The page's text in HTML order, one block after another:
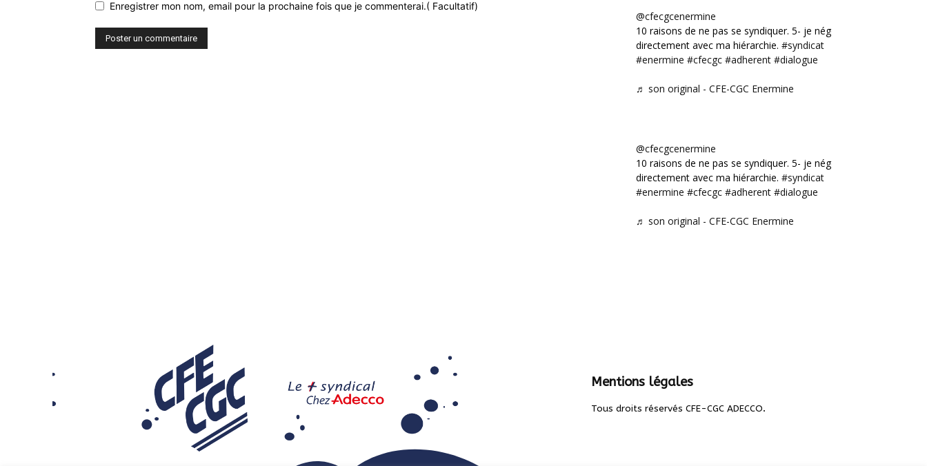
Enregistrer mon nom, email pour la prochaine fois que je commenterai.( Facultatif)
@cfecgcenermine
10 raisons de ne pas se syndiquer. 5- je négocie
directement avec ma hiérarchie. #syndicat
#enermine #cfecgc #adherent #dialogue
♬ son original - CFE-CGC Enermine
@cfecgcenermine
10 raisons de ne pas se syndiquer. 5- je négocie
directement avec ma hiérarchie. #syndicat
#enermine #cfecgc #adherent #dialogue
♬ son original - CFE-CGC Enermine
Mentions légales
Tous droits réservés CFE-CGC ADECCO.